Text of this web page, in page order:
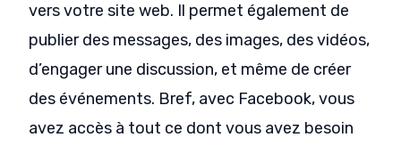
vers votre site web. Il permet également de
publier des messages, des images, des vidéos,
d’engager une discussion, et même de créer
des événements. Bref, avec Facebook, vous
avez accès à tout ce dont vous avez besoin